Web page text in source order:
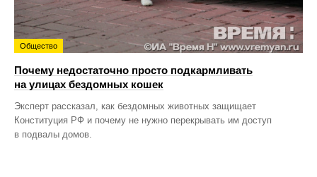
Общество
Почему недостаточно просто подкармливать
на улицах бездомных кошек
Эксперт рассказал, как бездомных животных защищает
Конституция РФ и почему не нужно перекрывать им доступ
в подвалы домов.